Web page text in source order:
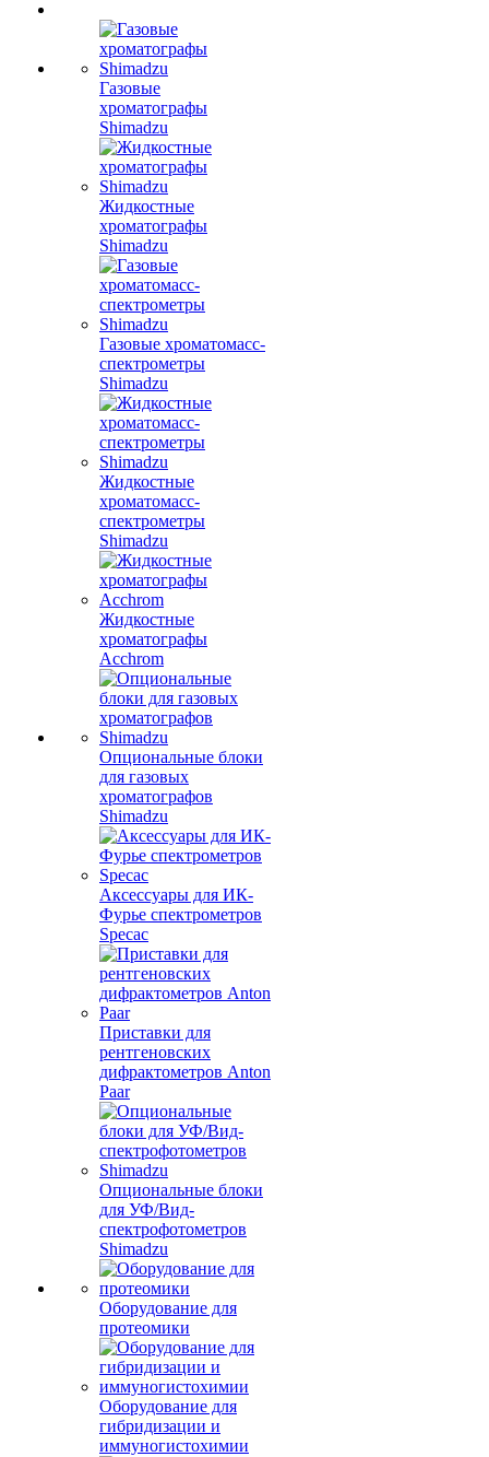
Газовые
хроматографы
Shimadzu
Жидкостные
хроматографы
Shimadzu
Газовые хроматомасс-
спектрометры
Shimadzu
Жидкостные
хроматомасс-
спектрометры
Shimadzu
Жидкостные
хроматографы
Acchrom
Опциональные блоки
для газовых
хроматографов
Shimadzu
Аксессуары для ИК-
Фурье спектрометров
Specac
Приставки для
рентгеновских
дифрактометров Anton
Paar
Опциональные блоки
для УФ/Вид-
спектрофотометров
Shimadzu
Оборудование для
протеомики
Оборудование для
гибридизации и
иммуногистохимии